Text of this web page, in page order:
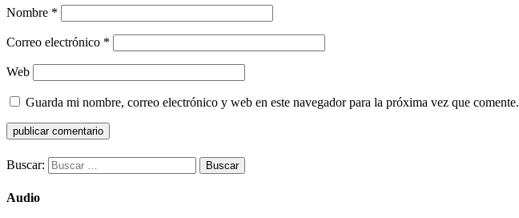
Nombre *
Correo electrónico *
Web
Guarda mi nombre, correo electrónico y web en este navegador para la próxima vez que comente.
Buscar:
Audio